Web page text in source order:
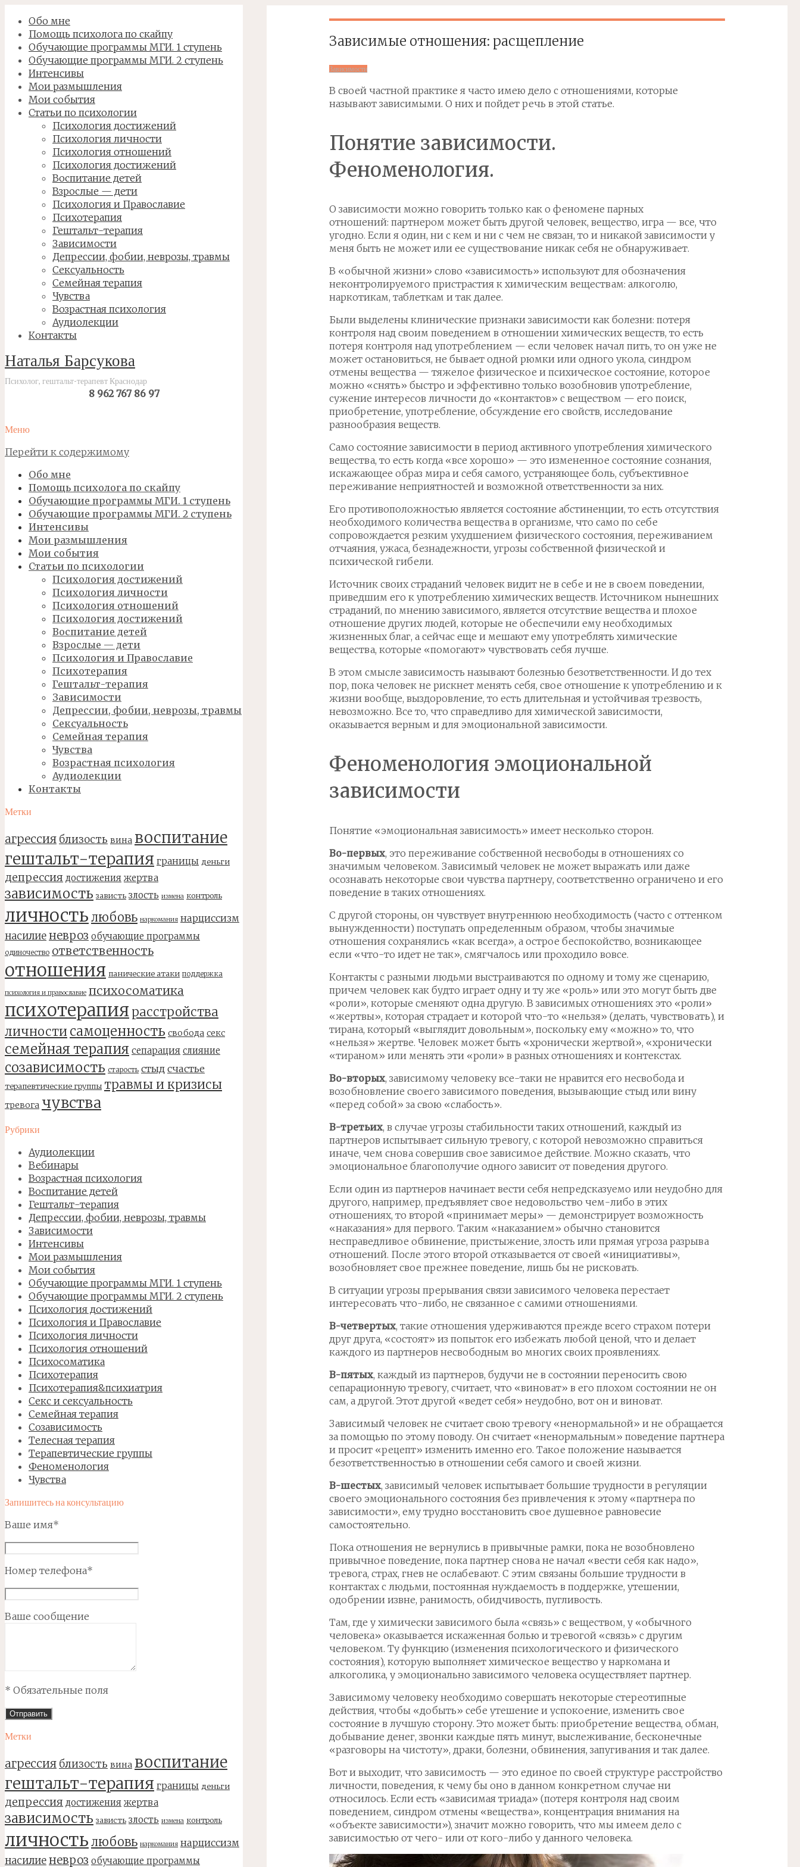
Обо мне
Помощь психолога по скайпу
Обучающие программы МГИ. 1 ступень
Обучающие программы МГИ. 2 ступень
Интенсивы
Мои размышления
Мои события
Статьи по психологии
Психология достижений
Психология личности
Психология отношений
Психология достижений
Воспитание детей
Взрослые — дети
Психология и Православие
Психотерапия
Гештальт-терапия
Зависимости
Депрессии, фобии, неврозы, травмы
Сексуальность
Семейная терапия
Чувства
Возрастная психология
Аудиолекции
Контакты
Наталья Барсукова
Психолог, гештальт-терапевт Краснодар
8 962 767 86 97
Меню
Перейти к содержимому
Обо мне
Помощь психолога по скайпу
Обучающие программы МГИ. 1 ступень
Обучающие программы МГИ. 2 ступень
Интенсивы
Мои размышления
Мои события
Статьи по психологии
Психология достижений
Психология личности
Психология отношений
Психология достижений
Воспитание детей
Взрослые — дети
Психология и Православие
Психотерапия
Гештальт-терапия
Зависимости
Депрессии, фобии, неврозы, травмы
Сексуальность
Семейная терапия
Чувства
Возрастная психология
Аудиолекции
Контакты
Метки
агрессия близость вина воспитание
гештальт-терапия границы деньги
депрессия достижения жертва
зависимость зависть злость измена контроль
личностьлюбовь наркомания нарциссизм
насилиеневроз обучающие программы
одиночество ответственность
отношения панические атаки поддержка
психология и православие психосоматика
психотерапия расстройства
личности самоценность свобода секс
семейная терапия сепарация слияние
созависимость старость стыд счастье
терапевтические группы травмы и кризисы
тревога чувства
Рубрики
Аудиолекции
Вебинары
Возрастная психология
Воспитание детей
Гештальт-терапия
Депрессии, фобии, неврозы, травмы
Зависимости
Интенсивы
Мои размышления
Мои события
Обучающие программы МГИ. 1 ступень
Обучающие программы МГИ. 2 ступень
Психология достижений
Психология и Православие
Психология личности
Психология отношений
Психосоматика
Психотерапия
Психотерапия&психиатрия
Секс и сексуальность
Семейная терапия
Созависимость
Телесная терапия
Терапевтические группы
Феноменология
Чувства
Запишитесь на консультацию
Ваше имя*
Номер телефона*
Ваше сообщение
* Обязательные поля
Метки
агрессия близость вина воспитание
гештальт-терапия границы деньги
депрессия достижения жертва
зависимость зависть злость измена контроль
личностьлюбовь наркомания нарциссизм
насилиеневроз обучающие программы
Зависимые отношения: расщепление
Зависимости
В своей частной практике я часто имею дело с отношениями, которые
называют зависимыми. О них и пойдет речь в этой статье.
Понятие зависимости.
Феноменология.
О зависимости можно говорить только как о феномене парных
отношений: партнером может быть другой человек, вещество, игра — все, что
угодно. Если я один, ни с кем и ни с чем не связан, то и никакой зависимости у
меня быть не может или ее существование никак себя не обнаруживает.
В «обычной жизни» слово «зависимость» используют для обозначения
неконтролируемого пристрастия к химическим веществам: алкоголю,
наркотикам, таблеткам и так далее.
Были выделены клинические признаки зависимости как болезни: потеря
контроля над своим поведением в отношении химических веществ, то есть
потеря контроля над употреблением — если человек начал пить, то он уже не
может остановиться, не бывает одной рюмки или одного укола, синдром
отмены вещества — тяжелое физическое и психическое состояние, которое
можно «снять» быстро и эффективно только возобновив употребление,
сужение интересов личности до «контактов» с веществом — его поиск,
приобретение, употребление, обсуждение его свойств, исследование
разнообразия веществ.
Само состояние зависимости в период активного употребления химического
вещества, то есть когда «все хорошо» — это измененное состояние сознания,
искажающее образ мира и себя самого, устраняющее боль, субъективное
переживание неприятностей и возможной ответственности за них.
Его противоположностью является состояние абстиненции, то есть отсутствия
необходимого количества вещества в организме, что само по себе
сопровождается резким ухудшением физического состояния, переживанием
отчаяния, ужаса, безнадежности, угрозы собственной физической и
психической гибели.
Источник своих страданий человек видит не в себе и не в своем поведении,
приведшим его к употреблению химических веществ. Источником нынешних
страданий, по мнению зависимого, является отсутствие вещества и плохое
отношение других людей, которые не обеспечили ему необходимых
жизненных благ, а сейчас еще и мешают ему употреблять химические
вещества, которые «помогают» чувствовать себя лучше.
В этом смысле зависимость называют болезнью безответственности. И до тех
пор, пока человек не рискнет менять себя, свое отношение к употреблению и к
жизни вообще, выздоровление, то есть длительная и устойчивая трезвость,
невозможно. Все то, что справедливо для химической зависимости,
оказывается верным и для эмоциональной зависимости.
Феноменология эмоциональной
зависимости
Понятие «эмоциональная зависимость» имеет несколько сторон.
Во-первых, это переживание собственной несвободы в отношениях со
значимым человеком. Зависимый человек не может выражать или даже
осознавать некоторые свои чувства партнеру, соответственно ограничено и его
поведение в таких отношениях.
С другой стороны, он чувствует внутреннюю необходимость (часто с оттенком
вынужденности) поступать определенным образом, чтобы значимые
отношения сохранялись «как всегда», а острое беспокойство, возникающее
если «что-то идет не так», смягчалось или проходило вовсе.
Контакты с разными людьми выстраиваются по одному и тому же сценарию,
причем человек как будто играет одну и ту же «роль» или это могут быть две
«роли», которые сменяют одна другую. В зависимых отношениях это «роли»
«жертвы», которая страдает и которой что-то «нельзя» (делать, чувствовать), и
тирана, который «выглядит довольным», поскольку ему «можно» то, что
«нельзя» жертве. Человек может быть «хронически жертвой», «хронически
«тираном» или менять эти «роли» в разных отношениях и контекстах.
Во-вторых, зависимому человеку все-таки не нравится его несвобода и
возобновление своего зависимого поведения, вызывающие стыд или вину
«перед собой» за свою «слабость».
В-третьих, в случае угрозы стабильности таких отношений, каждый из
партнеров испытывает сильную тревогу, с которой невозможно справиться
иначе, чем снова совершив свое зависимое действие. Можно сказать, что
эмоциональное благополучие одного зависит от поведения другого.
Если один из партнеров начинает вести себя непредсказуемо или неудобно для
другого, например, предъявляет свое недовольство чем-либо в этих
отношениях, то второй «принимает меры» — демонстрирует возможность
«наказания» для первого. Таким «наказанием» обычно становится
несправедливое обвинение, пристыжение, злость или прямая угроза разрыва
отношений. После этого второй отказывается от своей «инициативы»,
возобновляет свое прежнее поведение, лишь бы не рисковать.
В ситуации угрозы прерывания связи зависимого человека перестает
интересовать что-либо, не связанное с самими отношениями.
В-четвертых, такие отношения удерживаются прежде всего страхом потери
друг друга, «состоят» из попыток его избежать любой ценой, что и делает
каждого из партнеров несвободным во многих своих проявлениях.
В-пятых, каждый из партнеров, будучи не в состоянии переносить свою
сепарационную тревогу, считает, что «виноват» в его плохом состоянии не он
сам, а другой. Этот другой «ведет себя» неудобно, вот он и виноват.
Зависимый человек не считает свою тревогу «ненормальной» и не обращается
за помощью по этому поводу. Он считает «ненормальным» поведение партнера
и просит «рецепт» изменить именно его. Такое положение называется
безответственностью в отношении себя самого и своей жизни.
В-шестых, зависимый человек испытывает большие трудности в регуляции
своего эмоционального состояния без привлечения к этому «партнера по
зависимости», ему трудно восстановить свое душевное равновесие
самостоятельно.
Пока отношения не вернулись в привычные рамки, пока не возобновлено
привычное поведение, пока партнер снова не начал «вести себя как надо»,
тревога, страх, гнев не ослабевают. С этим связаны большие трудности в
контактах с людьми, постоянная нуждаемость в поддержке, утешении,
одобрении извне, ранимость, обидчивость, пугливость.
Там, где у химически зависимого была «связь» с веществом, у «обычного
человека» оказывается искаженная болью и тревогой «связь» с другим
человеком. Ту функцию (изменения психологического и физического
состояния), которую выполняет химическое вещество у наркомана и
алкоголика, у эмоционально зависимого человека осуществляет партнер.
Зависимому человеку необходимо совершать некоторые стереотипные
действия, чтобы «добыть» себе утешение и успокоение, изменить свое
состояние в лучшую сторону. Это может быть: приобретение вещества, обман,
добывание денег, звонки каждые пять минут, выслеживание, бесконечные
«разговоры на чистоту», драки, болезни, обвинения, запугивания и так далее.
Вот и выходит, что зависимость — это единое по своей структуре расстройство
личности, поведения, к чему бы оно в данном конкретном случае ни
относилось. Если есть «зависимая триада» (потеря контроля над своим
поведением, синдром отмены «вещества», концентрация внимания на
«объекте зависимости»), значит можно говорить, что мы имеем дело с
зависимостью от чего- или от кого-либо у данного человека.